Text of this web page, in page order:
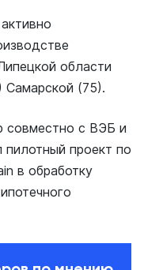
области
Самарской (75).
совместно с ВЭБ и
проект по
в обработку